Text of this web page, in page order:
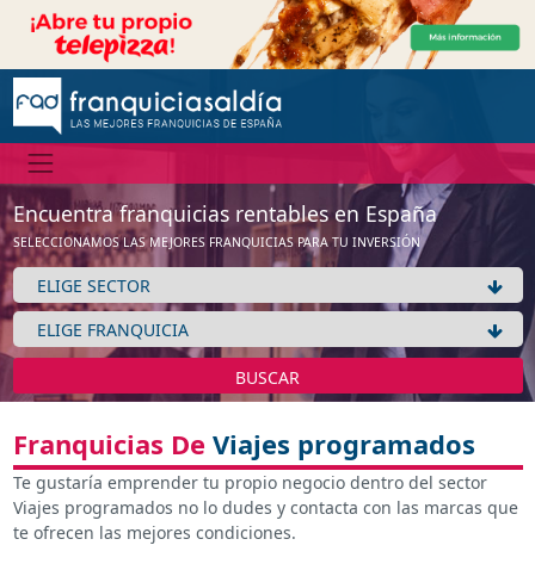
Encuentra franquicias rentables en España
SELECCIONAMOS LAS MEJORES FRANQUICIAS PARA TU INVERSIÓN
BUSCAR
Franquicias De Viajes programados
Te gustaría emprender tu propio negocio dentro del sector
Viajes programados no lo dudes y contacta con las marcas que
te ofrecen las mejores condiciones.